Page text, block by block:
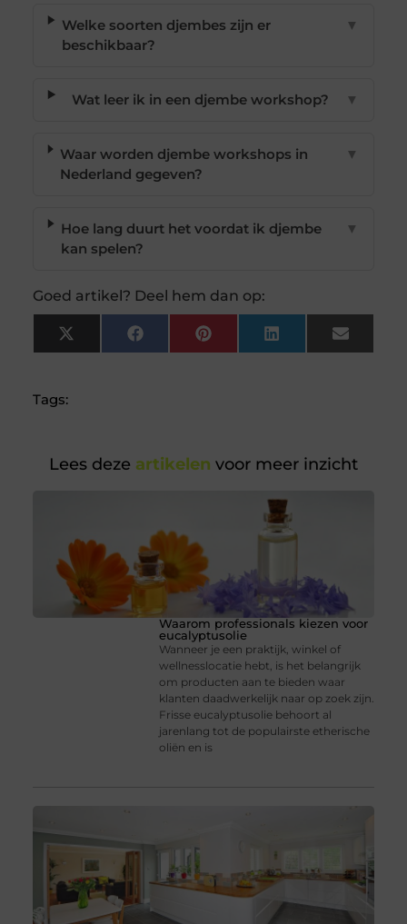
Welke soorten djembes zijn er
beschikbaar?
▼
Wat leer ik in een djembe workshop? ▼
Waar worden djembe workshops in
Nederland gegeven?
▼
Hoe lang duurt het voordat ik djembe
kan spelen?
▼
Goed artikel? Deel hem dan op:
X
(Twitter)
FacebookPinterest LinkedIn Email
Tags:
Lees deze artikelen voor meer inzicht
Waarom professionals kiezen voor
eucalyptusolie
Wanneer je een praktijk, winkel of
wellnesslocatie hebt, is het belangrijk
om producten aan te bieden waar
klanten daadwerkelijk naar op zoek zijn.
Frisse eucalyptusolie behoort al
jarenlang tot de populairste etherische
oliën en is